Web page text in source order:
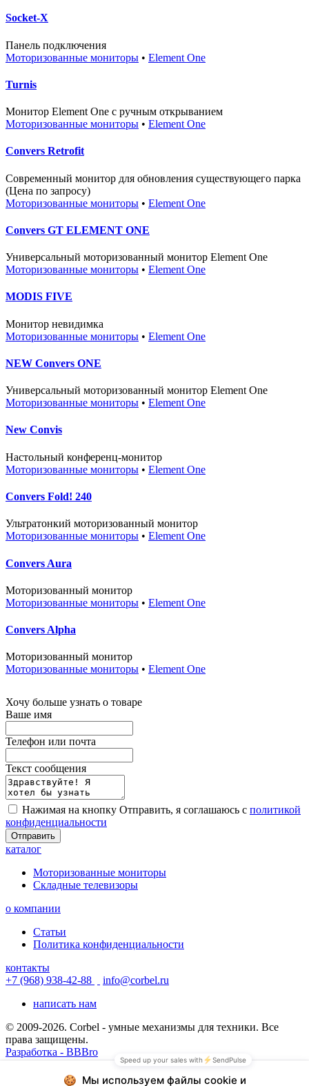
Socket-X
Панель подключения
Моторизованные мониторы • Element One
Turnis
Монитор Element One с ручным открыванием
Моторизованные мониторы • Element One
Convers Retrofit
Cовременный монитор для обновления существующего парка
(Цена по запросу)
Моторизованные мониторы • Element One
Convers GT ELEMENT ONE
Универсальный моторизованный монитор Element One
Моторизованные мониторы • Element One
MODIS FIVE
Монитор невидимка
Моторизованные мониторы • Element One
NEW Convers ONE
Универсальный моторизованный монитор Element One
Моторизованные мониторы • Element One
New Convis
Настольный конференц-монитор
Моторизованные мониторы • Element One
Convers Fold! 240
Ультратонкий моторизованный монитор
Моторизованные мониторы • Element One
Convers Aura
Моторизованный монитор
Моторизованные мониторы • Element One
Convers Alpha
Моторизованный монитор
Моторизованные мониторы • Element One
Хочу больше узнать о товаре
Ваше имя
Телефон или почта
Текст сообщения
Нажимая на кнопку Отправить, я соглашаюсь с политикой
конфиденциальности
Отправить
каталог
Моторизованные мониторы
Складные телевизоры
о компании
Статьи
Политика конфиденциальности
контакты
+7 (968) 938-42-88
info@corbel.ru
написать нам
© 2009-2026. Corbel - умные механизмы для техники. Все
права защищены.
Разработка - BBBro
© 2009-2026. Corbel - умные механизмы для техники. Все
права защищены.